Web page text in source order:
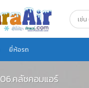
ยี่ห้อรถ
06.คลัชคอมแอร์